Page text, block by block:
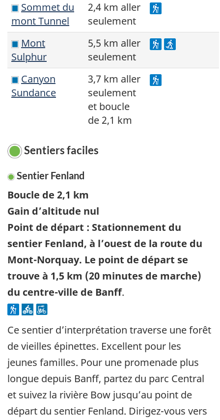
Sommet du
mont Tunnel
2,4 km aller
seulement
Mont
Sulphur
5,5 km aller
seulement
Canyon
Sundance
3,7 km aller
seulement
et boucle
de 2,1 km
Sentiers faciles
Sentier Fenland
Boucle de 2,1 km
Gain d’altitude nul
Point de départ : Stationnement du
sentier Fenland, à l’ouest de la route du
Mont-Norquay. Le point de départ se
trouve à 1,5 km (20 minutes de marche)
du centre-ville de Banff.
Ce sentier d’interprétation traverse une forêt
de vieilles épinettes. Excellent pour les
jeunes familles. Pour une promenade plus
longue depuis Banff, partez du parc Central
et suivez la rivière Bow jusqu’au point de
départ du sentier Fenland. Dirigez-vous vers